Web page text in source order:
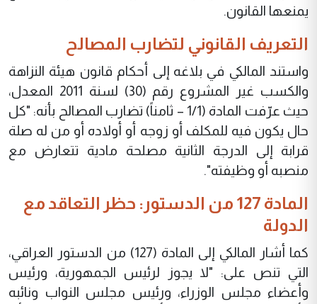
يمنعها القانون.
التعريف القانوني لتضارب المصالح
واستند المالكي في بلاغه إلى أحكام قانون هيئة النزاهة
والكسب غير المشروع رقم (30) لسنة 2011 المعدل،
حيث عرّفت المادة (1/1 – ثامناً) تضارب المصالح بأنه: "كل
حال يكون فيه للمكلف أو زوجه أو أولاده أو من له صلة
قرابة إلى الدرجة الثانية مصلحة مادية تتعارض مع
منصبه أو وظيفته".
المادة 127 من الدستور: حظر التعاقد مع
الدولة
كما أشار المالكي إلى المادة (127) من الدستور العراقي،
التي تنص على: "لا يجوز لرئيس الجمهورية، ورئيس
وأعضاء مجلس الوزراء، ورئيس مجلس النواب ونائبه